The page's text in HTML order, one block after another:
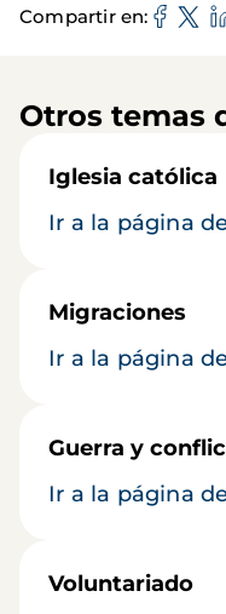
Compartir en
Otros temas
Iglesia católica
Ir a la página
Migraciones
Ir a la página
Guerra y
Ir a la página
Voluntariado